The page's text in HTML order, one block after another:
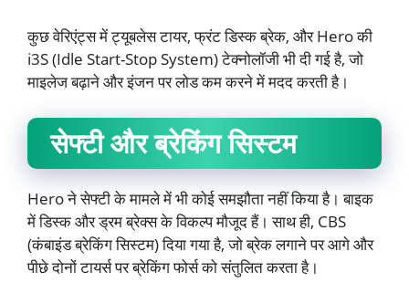
कुछ वेरिएंट्स में ट्यूबलेस टायर, फ्रंट डिस्क ब्रेक, और Hero की
i3S (Idle Start-Stop System) टेक्नोलॉजी भी दी गई है, जो
माइलेज बढ़ाने और इंजन पर लोड कम करने में मदद करती है।
सेफ्टी और ब्रेकिंग सिस्टम
Hero ने सेफ्टी के मामले में भी कोई समझौता नहीं किया है। बाइक
में डिस्क और ड्रम ब्रेक्स के विकल्प मौजूद हैं। साथ ही, CBS
(कंबाइंड ब्रेकिंग सिस्टम) दिया गया है, जो ब्रेक लगाने पर आगे और
पीछे दोनों टायर्स पर ब्रेकिंग फोर्स को संतुलित करता है।